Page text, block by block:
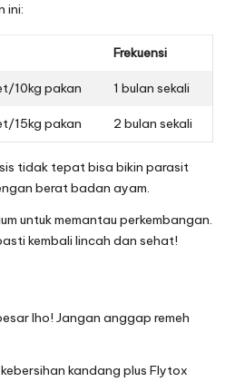
ini:
Frekuensi
10kg pakan 1 bulan sekali
15kg pakan 2 bulan sekali
tidak tepat bisa bikin parasit
berat badan ayam.
untuk memantau perkembangan.
kembali lincah dan sehat!
lho! Jangan anggap remeh
kandang plus Flytox